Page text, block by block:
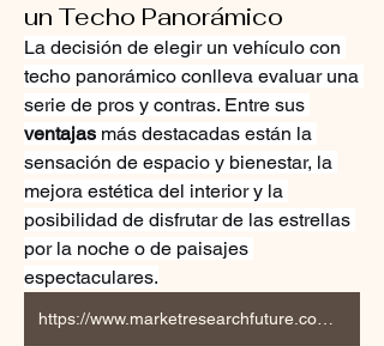
un Techo Panorámico
La decisión de elegir un vehículo con
techo panorámico conlleva evaluar una
ventajas más destacadas están la
sensación de espacio y bienestar, la
mejora estética del interior y la
posibilidad de disfrutar de las estrellas
por la noche o de paisajes
espectaculares.